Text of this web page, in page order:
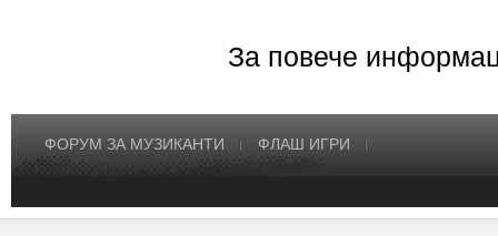
За повече
ФОРУМ ЗА МУЗИКАНТИ ФЛАШ ИГРИ